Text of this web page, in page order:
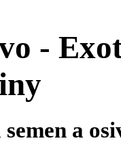
-
a